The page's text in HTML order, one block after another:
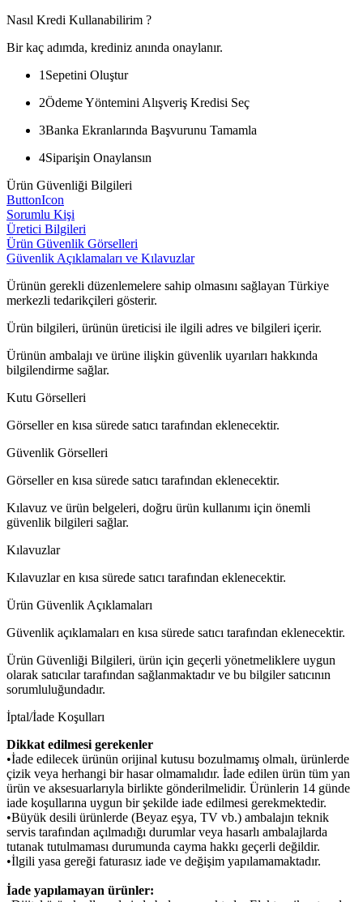
Nasıl Kredi Kullanabilirim ?
Bir kaç adımda, krediniz anında onaylanır.
1 Sepetini Oluştur
2Ödeme Yöntemini Alışveriş Kredisi Seç
3Banka Ekranlarında Başvurunu Tamamla
4Siparişin Onaylansın
Ürün Güvenliği Bilgileri
ButtonIcon
Sorumlu Kişi
Üretici Bilgileri
Ürün Güvenlik Görselleri
Güvenlik Açıklamaları ve Kılavuzlar
Ürünün gerekli düzenlemelere sahip olmasını sağlayan Türkiye
merkezli tedarikçileri gösterir.
Ürün bilgileri, ürünün üreticisi ile ilgili adres ve bilgileri içerir.
Ürünün ambalajı ve ürüne ilişkin güvenlik uyarıları hakkında
bilgilendirme sağlar.
Kutu Görselleri
Görseller en kısa sürede satıcı tarafından eklenecektir.
Güvenlik Görselleri
Görseller en kısa sürede satıcı tarafından eklenecektir.
Kılavuz ve ürün belgeleri, doğru ürün kullanımı için önemli
güvenlik bilgileri sağlar.
Kılavuzlar
Kılavuzlar en kısa sürede satıcı tarafından eklenecektir.
Ürün Güvenlik Açıklamaları
Güvenlik açıklamaları en kısa sürede satıcı tarafından eklenecektir.
Ürün Güvenliği Bilgileri, ürün için geçerli yönetmeliklere uygun
olarak satıcılar tarafından sağlanmaktadır ve bu bilgiler satıcının
sorumluluğundadır.
İptal/İade Koşulları
Dikkat edilmesi gerekenler
•İade edilecek ürünün orijinal kutusu bozulmamış olmalı, ürünlerde
çizik veya herhangi bir hasar olmamalıdır. İade edilen ürün tüm yan
ürün ve aksesuarlarıyla birlikte gönderilmelidir. Ürünlerin 14 günde
iade koşullarına uygun bir şekilde iade edilmesi gerekmektedir.
•Büyük desili ürünlerde (Beyaz eşya, TV vb.) ambalajın teknik
servis tarafından açılmadığı durumlar veya hasarlı ambalajlarda
tutanak tutulmaması durumunda cayma hakkı geçerli değildir.
•İlgili yasa gereği faturasız iade ve değişim yapılamamaktadır.
İade yapılamayan ürünler: